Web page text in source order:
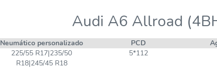
Audi A6 Allroad
Neumático personalizado PCD
225/55 R17|235/50
R18|245/45 R18
5*112